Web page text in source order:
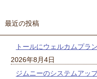
最近の投稿
トールにウェルカムプラ
2026年8月4日
ジムニーのシステムアッ